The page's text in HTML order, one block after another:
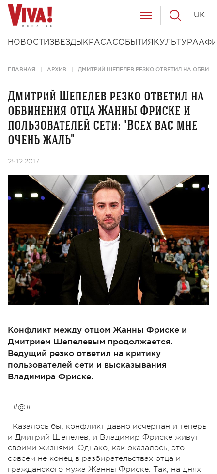
НОВОСТИ ЗВЕЗДЫ КРАСАСОБЫТИЯ КУЛЬТУРА
UK
ГЛАВНАЯ АРХИВ ДМИТРИЙ ШЕПЕЛЕВ РЕЗКО ОТВЕТИЛ НА
Дмитрий Шепелев резко ответил на
обвинения отца Жанны Фриске и
пользователей сети: "Всех вас мне
очень жаль"
25.12.2017
Конфликт между отцом Жанны Фриске и
Дмитрием Шепелевым продолжается.
Ведущий резко ответил на критику
пользователей сети и высказывания
Владимира Фриске.
#@#
Казалось бы, конфликт давно исчерпан и теперь
и Дмитрий Шепелев, и Владимир Фриске живут
своими жизнями. Однако, как оказалось, это
совсем не конец в разбирательствах отца и
гражданского мужа Жанны Фриске. Так, на днях